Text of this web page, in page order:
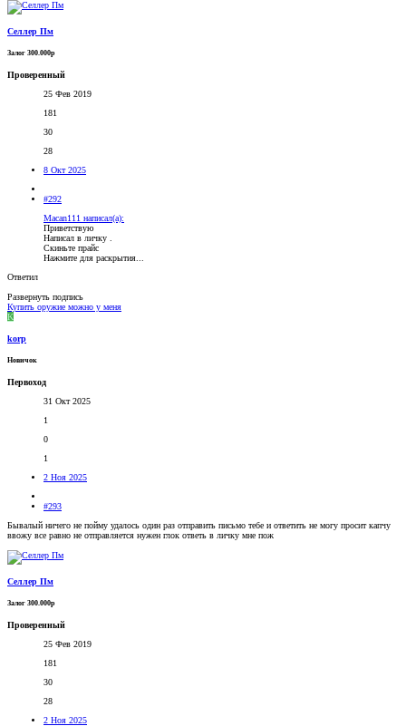
Селлер Пм
Залог 300.000р
Проверенный
25 Фев 2019
181
30
28
8 Окт 2025
#292
Macan111 написал(а):
Приветствую
Написал в личку .
Скиньте прайс
Нажмите для раскрытия...
Ответил
Развернуть подпись
Купить оружие можно у меня
K
korp
Новичок
Первоход
31 Окт 2025
1
0
1
2 Ноя 2025
#293
Бывалый ничего не пойму удалось один раз отправить письмо тебе и ответить не могу просит капчу
ввожу все равно не отправляется нужен глок ответь в личку мне пож
Селлер Пм
Залог 300.000р
Проверенный
25 Фев 2019
181
30
28
2 Ноя 2025